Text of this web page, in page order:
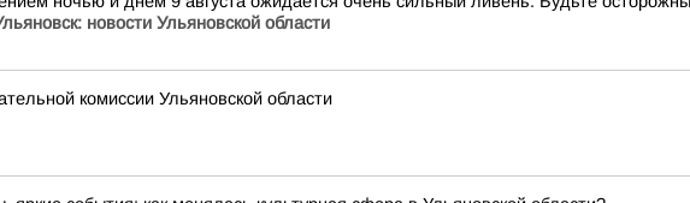
новости Ульяновской области
комиссии Ульяновской области